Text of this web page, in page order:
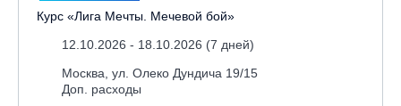
Курс «Лига Мечты. Мечевой бой»
12.10.2026 - 18.10.2026 (7 дней)
Москва, ул. Олеко Дундича 19/15
Доп. расходы